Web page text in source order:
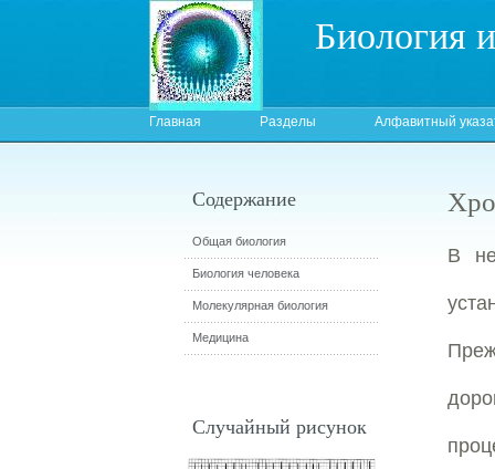
Биология
Главная Разделы Алфавитный
В
Содержание
Общая биология
Биология человека
Молекулярная биология
Медицина
Случайный рисунок